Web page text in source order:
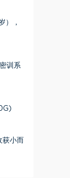
），
训系
获小而